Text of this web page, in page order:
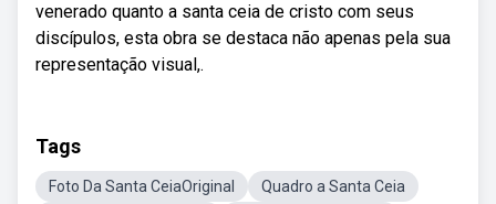
venerado quanto a santa ceia de cristo com seus
discípulos, esta obra se destaca não apenas pela sua
representação visual,.
Tags
Foto Da Santa CeiaOriginal
Quadro a Santa Ceia